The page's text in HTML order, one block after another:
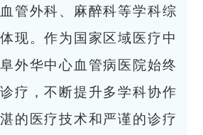
管外科、麻醉科等学科综
现。作为国家区域医疗中
外华中心血管病医院始终
疗，不断提升多学科协作
的医疗技术和严谨的诊疗